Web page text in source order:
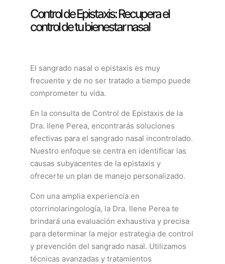
Control de Epistaxis: Recupera el
control de tu bienestar nasal
El sangrado nasal o epistaxis es muy
frecuente y de no ser tratado a tiempo puede
comprometer tu vida.
En la consulta de Control de Epistaxis de la
Dra. Ilene Perea, encontrarás soluciones
efectivas para el sangrado nasal incontrolado.
Nuestro enfoque se centra en identificar las
causas subyacentes de la epistaxis y
ofrecerte un plan de manejo personalizado.
Con una amplia experiencia en
otorrinolaringología, la Dra. Ilene Perea te
brindará una evaluación exhaustiva y precisa
para determinar la mejor estrategia de control
y prevención del sangrado nasal. Utilizamos
técnicas avanzadas y tratamientos